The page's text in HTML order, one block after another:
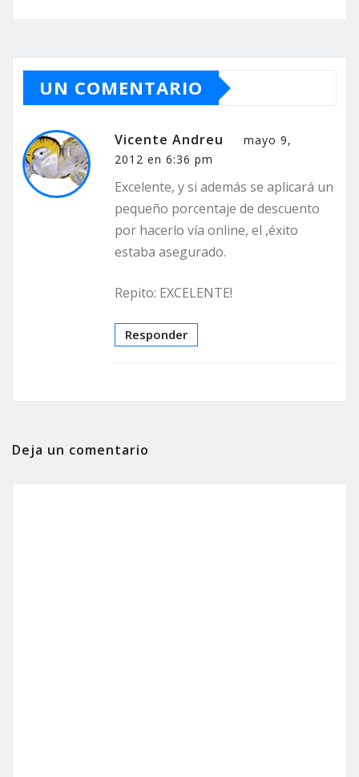
UN COMENTARIO
Vicente Andreu
mayo 9,
2012 en 6:36 pm
Excelente, y si además se aplicará un
pequeño porcentaje de descuento
por hacerlo vía online, el ,éxito
estaba asegurado.
Repito: EXCELENTE!
Responder
Deja un comentario